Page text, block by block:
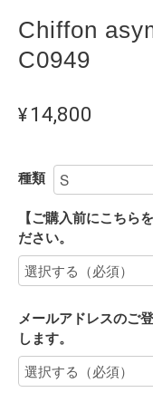
Chiffon
C0949
¥14,800
種類
【ご購入前にこちら
ださい。
メールアドレスのご
します。